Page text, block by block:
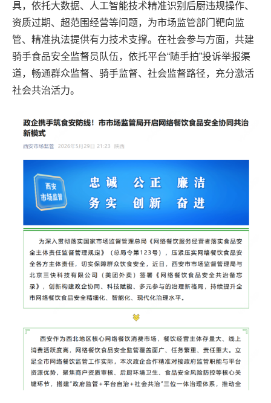
具，依托大数据、人工智能技术精准识别后厨违规操作、
资质过期、超范围经营等问题，为市场监管部门靶向监
管、精准执法提供有力技术支撑。在社会参与方面，共建
骑手食品安全监督员队伍，依托平台“随手拍”投诉举报渠
道，畅通群众监督、骑手监督、社会监督路径，充分激活
社会共治活力。